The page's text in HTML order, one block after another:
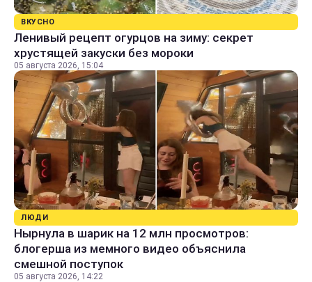
ВКУСНО
Ленивый рецепт огурцов на зиму: секрет
хрустящей закуски без мороки
05 августа 2026, 15:04
ЛЮДИ
Нырнула в шарик на 12 млн просмотров:
блогерша из мемного видео объяснила
смешной поступок
05 августа 2026, 14:22